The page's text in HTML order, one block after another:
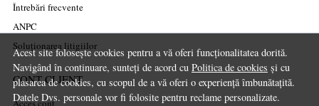
Acest site folosește cookies pentru a vă oferi funcționalitatea dorită.
Navigând în continuare, sunteți de acord cu Politica de cookies și cu
plasarea de cookies, cu scopul de a vă oferi o experiență îmbunătațită.
Datele Dvs. personale vor fi folosite pentru reclame personalizate.
Întrebări frecvente
ANPC
Soluționarea litigiilor
CONT CLIENT
Acces cont